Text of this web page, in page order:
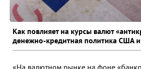
Как повлияет на курсы валют
денежно-кредитная политика США
«На валютном рынке на фоне